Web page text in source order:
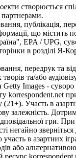
створюється
публікація,
що містить
EPA / UPG,
в розділі Я-
передрук та
та/або
Images - суворо
korrespondent.net
(21+). Участь в
залежність.
гри.
негайно зверніться
в азартних
або